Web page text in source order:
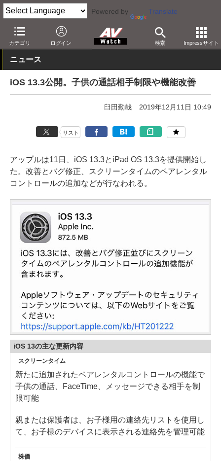
Powered by Translate
カテゴリ ログイン 検索 Impressサイト
AV Watch コンテンツ・サービス アプリ/サービス
ニュース
iOS 13.3公開。子供の通話相手制限や機能改善
臼田勤哉 2019年12月11日 10:49
リスト
アップルは11日、iOS 13.3とiPad OS 13.3を提供開始し
た。改善とバグ修正、スクリーンタイムのペアレンタル
コントロールの追加などが行なわれる。
iOS 13の主な更新内容
スクリーンタイム
新たに追加されたペアレンタルコントロールの機能で
子供の通話、FaceTime、メッセージできる相手を制
限可能
親または保護者は、お子様用の連絡先リストを使用し
て、お子様のデバイスに表示される連絡先を管理可能
株価